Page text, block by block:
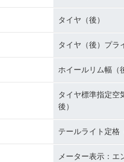
タイヤ（後）
タイヤ（後）プラ
ホイールリム幅（
タイヤ標準指定空
後）
テールライト定格
メーター表示：エ